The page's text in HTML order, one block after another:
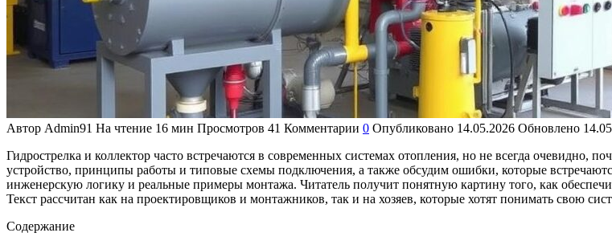
Автор Admin91 На чтение 16 мин Просмотров 41 Комментарии 0 Опубликовано 14.05.2026 Обновлено
Гидрострелка и коллектор часто встречаются в современных системах отопления, но не всегда очевидно,
устройство, принципы работы и типовые схемы подключения, а также обсудим ошибки, которые
инженерскую логику и реальные примеры монтажа. Читатель получит понятную картину того, как
Текст рассчитан как на проектировщиков и монтажников, так и на хозяев, которые хотят понимать свою
Содержание